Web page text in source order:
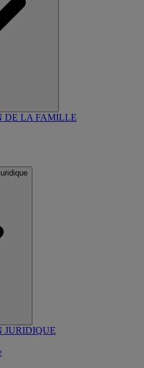
DE LA FAMILLE
JURIDIQUE